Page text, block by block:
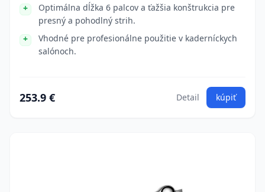
Optimálna dĺžka 6 palcov a ťažšia konštrukcia pre
presný a pohodlný strih.
Vhodné pre profesionálne použitie v kaderníckych
salónoch.
253.9 € Detail kúpiť